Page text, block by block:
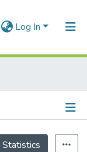
Log In
Statistics